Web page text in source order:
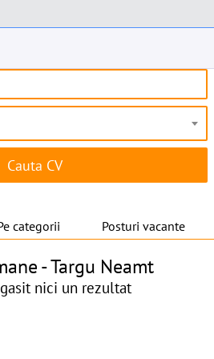
categorii Posturi vacante
-Targu Neamt
nici un rezultat